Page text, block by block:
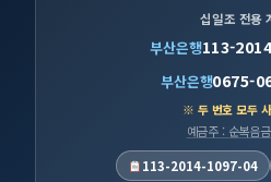
십일조 전용
부산은행113-
부산은행0675-
※ 두 번호 모두
예금주 : 순복음
113-2014-1097-04